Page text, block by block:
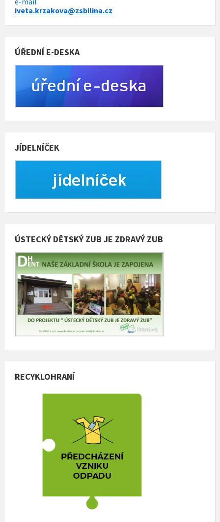
iveta.krzakova@zsbilina.cz
ÚŘEDNÍ E-DESKA
JÍDELNÍČEK
ÚSTECKÝ DĚTSKÝ ZUB JE ZDRAVÝ ZUB
RECYKLOHRANÍ